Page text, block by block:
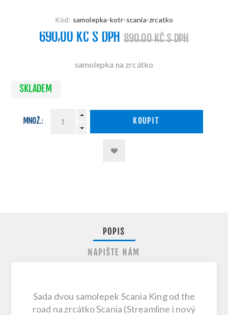
Kód: samolepka-kotr-scania-zrcatko
690,00 KČ S DPH 890,00 KČ S DPH
samolepka na zrcátko
SKLADEM
MNOŽ.: KOUPIT
POPIS
NAPIŠTE NÁM
Sada dvou samolepek Scania King od the
road na zrcátko Scania (Streamline i nový